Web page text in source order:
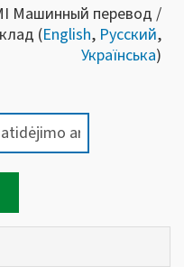
Машинный перевод /
(English, Русский,
Українська)